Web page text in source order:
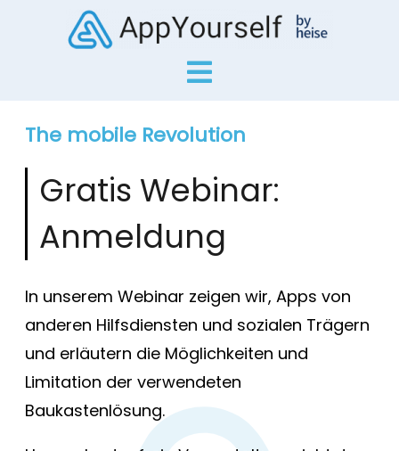
The mobile Revolution
Gratis Webinar:
Anmeldung
In unserem Webinar zeigen wir, Apps von
anderen Hilfsdiensten und sozialen Trägern
und erläutern die Möglichkeiten und
Limitation der verwendeten
Baukastenlösung.